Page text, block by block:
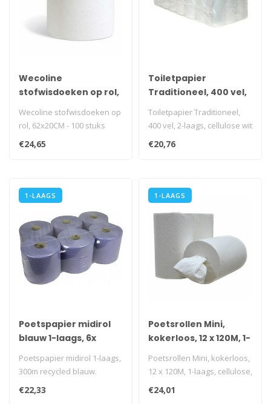
Wecoline
stofwisdoeken op rol,
62x20CM - 100 stuks
Wecoline stofwisdoeken op
rol, 62x20CM - 100 stuks
€24,65
Toiletpapier
Traditioneel, 400 vel,
2-laags, cellulose wit,
40 rollen
Toiletpapier Traditioneel,
400 vel, 2-laags, cellulose wit
i.v.m. transportkost..
€20,76
1-LAAGS
Poetspapier midirol
blauw 1-laags, 6x
Poetspapier midirol 1-laags,
300m recycled blauw.
i.v.m. transportkosten is
afn..
€22,33
1-LAAGS
Poetsrollen Mini,
kokerloos, 12 x 120M, 1-
Poetsrollen Mini, kokerloos,
12 x 120M, 1-laags, cellulose,
wit
i.v.m. transpor..
€24,01